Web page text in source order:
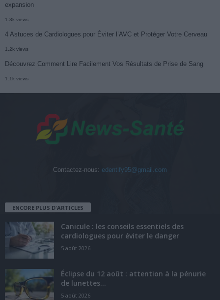
expansion
1.3k views
4 Astuces de Cardiologues pour Éviter l’AVC et Protéger Votre Cerveau
1.2k views
Découvrez Comment Lire Facilement Vos Résultats de Prise de Sang
1.1k views
Contactez-nous: edentify95@gmail.com
ENCORE PLUS D'ARTICLES
Canicule : les conseils essentiels des
cardiologues pour éviter le danger
5 août 2026
Éclipse du 12 août : attention à la pénurie
de lunettes...
5 août 2026